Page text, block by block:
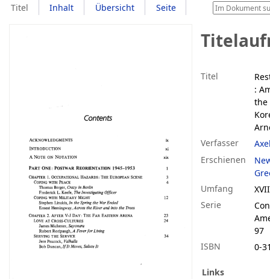
Titel Inhalt Übersicht Seite
Titel
:
the
Verfasser
Erschienen
Umfang
Serie
97
ISBN
0-
Links